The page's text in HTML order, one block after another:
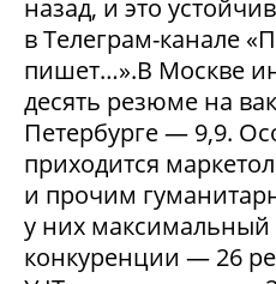
назад, и это
в Телеграм-канале
пишет…».В Москве
десять резюме на
Петербурге — 9,9.
приходится
и прочим
у них максимальный
конкуренции — 26